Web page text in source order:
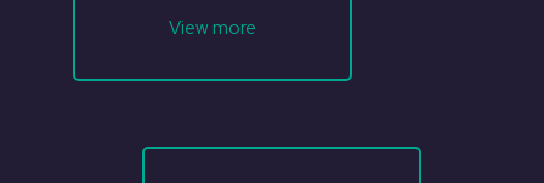
View more